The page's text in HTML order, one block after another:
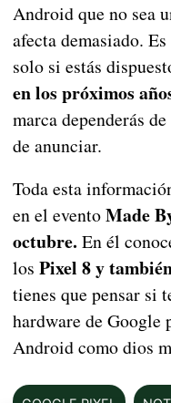
Android que no sea
afecta demasiado.
solo si estás
en los próximos
marca dependerás
de anunciar.
Toda esta
en el eventoMade
octubre. En él
los Pixel 8 y
tienes que pensar si
hardware de Google
Android como dios